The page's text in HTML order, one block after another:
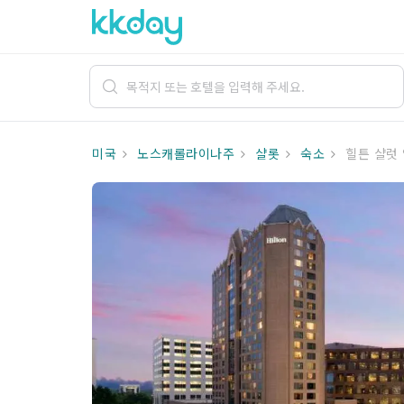
미국 노스캐롤라이나주 샬롯 숙소 힐튼 샬럿